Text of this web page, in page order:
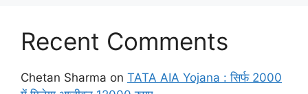
Recent Comments
Chetan Sharma on TATA AIA Yojana : सिर्फ 2000